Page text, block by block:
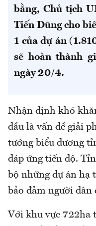
bằng, Chủ tịch
Tiến Dũng cho
1 của dự án
sẽ hoàn thành
ngày 20/4.
Nhận định khó
đầu là vấn đề giải
tướng biểu dương
đáp ứng tiến độ.
bộ những dự án hạ
bảo đảm người dân
Với khu vực 722ha